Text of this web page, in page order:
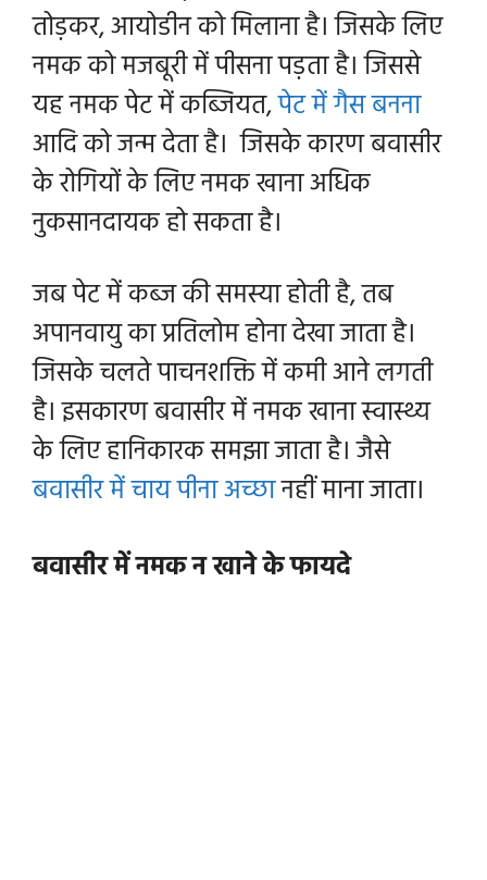
तोड़कर, आयोडीन को मिलाना है। जिसके लिए
नमक को मजबूरी में पीसना पड़ता है। जिससे
यह नमक पेट में कब्जियत,पेट में गैस बनना
आदि को जन्म देता है। जिसके कारण बवासीर
के रोगियों के लिए नमक खाना अधिक
नुकसानदायक हो सकता है।
जब पेट में कब्ज की समस्या होती है, तब
अपानवायु का प्रतिलोम होना देखा जाता है।
जिसके चलते पाचनशक्ति में कमी आने लगती
है। इसकारण बवासीर में नमक खाना स्वास्थ्य
के लिए हानिकारक समझा जाता है। जैसे
बवासीर में चाय पीना अच्छानहीं माना जाता।
बवासीर में नमक न खाने के फायदे